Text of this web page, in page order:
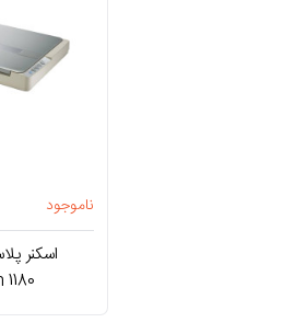
ناموجود